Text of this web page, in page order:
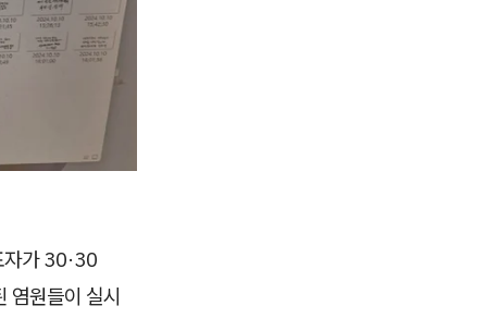
자가 30·30
염원들이 실시